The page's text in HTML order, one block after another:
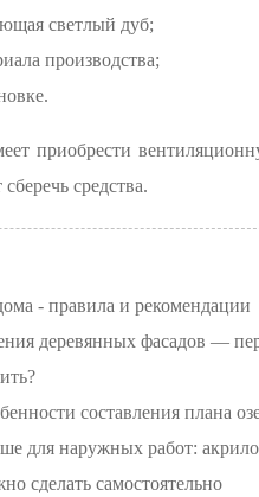
светлый дуб;
производства;
приобрести
средства.
- правила и рекомендации
деревянных фасадов —
составления плана
для наружных работ:
сделать самостоятельно